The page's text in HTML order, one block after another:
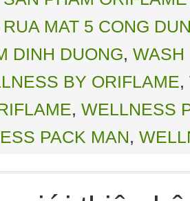
MAT 5 CONG
DINH DUONG, WASH
BY ORIFLAME,
, WELLNESS
PACK MAN,